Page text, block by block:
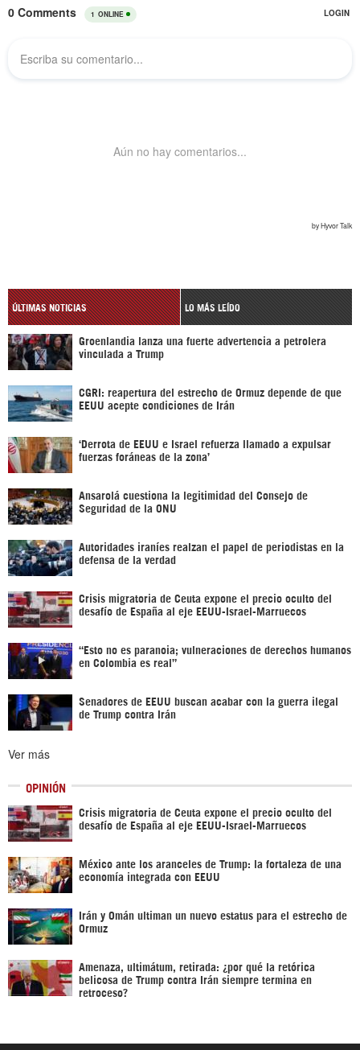
ÚLTIMAS NOTICIAS LO MÁS LEÍDO
Groenlandia lanza una fuerte advertencia a petrolera
vinculada a Trump
CGRI: reapertura del estrecho de Ormuz depende de que
EEUU acepte condiciones de Irán
‘Derrota de EEUU e Israel refuerza llamado a expulsar
fuerzas foráneas de la zona’
Ansarolá cuestiona la legitimidad del Consejo de
Seguridad de la ONU
Autoridades iraníes realzan el papel de periodistas en la
defensa de la verdad
Crisis migratoria de Ceuta expone el precio oculto del
desafío de España al eje EEUU-Israel-Marruecos
“Esto no es paranoia; vulneraciones de derechos humanos
en Colombia es real”
Senadores de EEUU buscan acabar con la guerra ilegal
de Trump contra Irán
Ver más
OPINIÓN
Crisis migratoria de Ceuta expone el precio oculto del
desafío de España al eje EEUU-Israel-Marruecos
México ante los aranceles de Trump: la fortaleza de una
economía integrada con EEUU
Irán y Omán ultiman un nuevo estatus para el estrecho de
Ormuz
Amenaza, ultimátum, retirada: ¿por qué la retórica
belicosa de Trump contra Irán siempre termina en
retroceso?